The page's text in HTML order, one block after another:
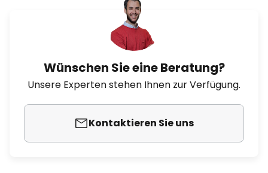
Wünschen Sie eine Beratung?
Unsere Experten stehen Ihnen zur Verfügung.
Kontaktieren Sie uns